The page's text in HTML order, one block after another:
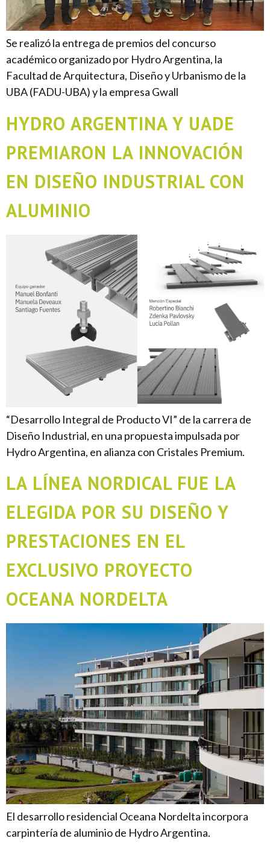
Se realizó la entrega de premios del concurso
académico organizado por Hydro Argentina, la
Facultad de Arquitectura, Diseño y Urbanismo de la
UBA (FADU-UBA) y la empresa Gwall
HYDRO ARGENTINA Y UADE
PREMIARON LA INNOVACIÓN
EN DISEÑO INDUSTRIAL CON
ALUMINIO
“Desarrollo Integral de Producto VI” de la carrera de
Diseño Industrial, en una propuesta impulsada por
Hydro Argentina, en alianza con Cristales Premium.
LA LÍNEA NORDICAL FUE LA
ELEGIDA POR SU DISEÑO Y
PRESTACIONES EN EL
EXCLUSIVO PROYECTO
OCEANA NORDELTA
El desarrollo residencial Oceana Nordelta incorpora
carpintería de aluminio de Hydro Argentina.